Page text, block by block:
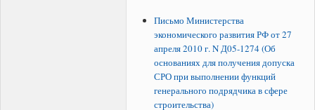
Письмо Министерства
экономического развития РФ от 27
апреля 2010 г. N Д05-1274(Об
основаниях для получения допуска
СРО при выполнении функций
генерального подрядчика в сфере
строительства)